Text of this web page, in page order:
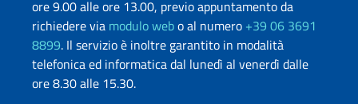
ore 9.00 alle ore 13.00, previo appuntamento da
richiedere via modulo webo al numero +39 06 3691
8899. Il servizio è inoltre garantito in modalità
telefonica ed informatica dal lunedì al venerdì dalle
ore 8.30 alle 15.30.